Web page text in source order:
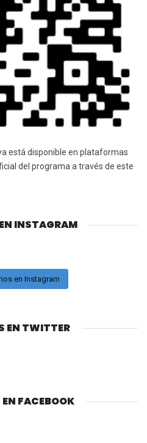
está disponible en plataformas
del programa a través de este
INSTAGRAM
en Instagram
EN TWITTER
FACEBOOK